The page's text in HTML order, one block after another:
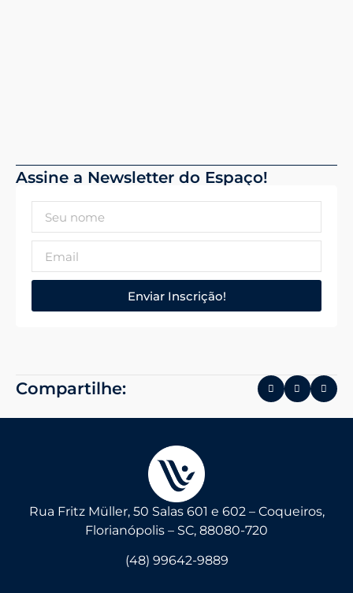
Assine a Newsletter do Espaço!
Enviar Inscrição!
Compartilhe:
Rua Fritz Müller, 50 Salas 601 e 602 – Coqueiros,
Florianópolis – SC, 88080-720
(48) 99642-9889